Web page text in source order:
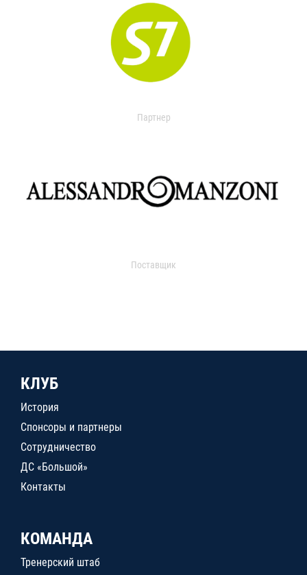
Партнер
Поставщик
КЛУБ
История
Спонсоры и партнеры
Сотрудничество
ДС «Большой»
Контакты
КОМАНДА
Тренерский штаб